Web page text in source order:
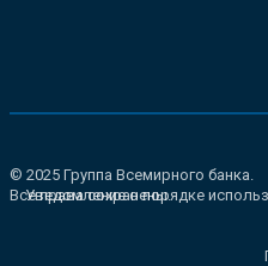
© 2025 Группа Всемирного банка.
Все права сохранены.
Уведомление о порядке